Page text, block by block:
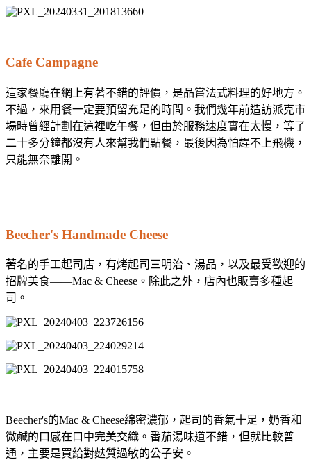
Cafe Campagne
這家餐廳在網上有著不錯的評價，是品嘗法式料理的好地方。
不過，來用餐一定要預留充足的時間。我們幾年前造訪派克市
場時曾經計劃在這裡吃午餐，但由於服務速度實在太慢，等了
二十多分鐘都沒有人來幫我們點餐，最後因為怕趕不上飛機，
只能無奈離開。
Beecher's Handmade Cheese
著名的手工起司店，有烤起司三明治、湯品，以及最受歡迎的
招牌美食——Mac & Cheese。除此之外，店內也販賣多種起
司。
Beecher's的Mac & Cheese綿密濃郁，起司的香氣十足，奶香和
微鹹的口感在口中完美交織。番茄湯味道不錯，但就比較普
通，主要是買給對麩質過敏的公子安。